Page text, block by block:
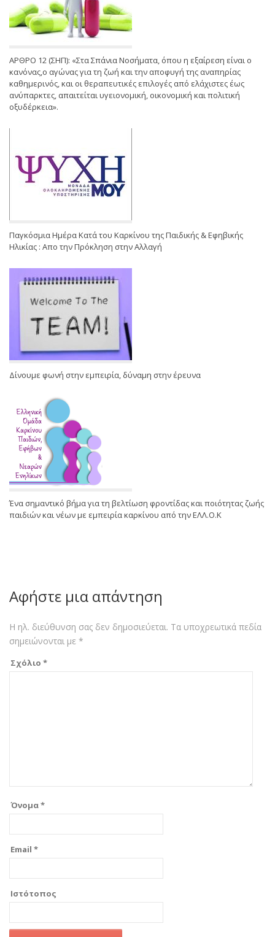
ΑΡΘΡΟ 12 (ΣΗΠ): «Στα Σπάνια Νοσήματα, όπου η εξαίρεση είναι ο
κανόνας,ο αγώνας για τη ζωή και την αποφυγή της αναπηρίας
καθημερινός, και οι θεραπευτικές επιλογές από ελάχιστες έως
ανύπαρκτες, απαιτείται υγειονομική, οικονομική και πολιτική
οξυδέρκεια».
Παγκόσμια Ημέρα Κατά του Καρκίνου της Παιδικής & Εφηβικής
Ηλικίας : Απο την Πρόκληση στην Αλλαγή
Δίνουμε φωνή στην εμπειρία, δύναμη στην έρευνα
Ένα σημαντικό βήμα για τη βελτίωση φροντίδας και ποιότητας ζωής
παιδιών και νέων με εμπειρία καρκίνου από την ΕΛΛ.Ο.Κ
Αφήστε μια απάντηση
Η ηλ. διεύθυνση σας δεν δημοσιεύεται. Τα υποχρεωτικά πεδία
σημειώνονται με *
Σχόλιο *
Όνομα*
Email *
Ιστότοπος